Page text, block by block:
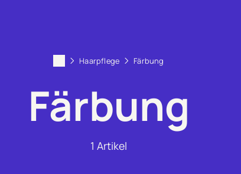
Haarpflege Färbung
Färbung
1 Artikel